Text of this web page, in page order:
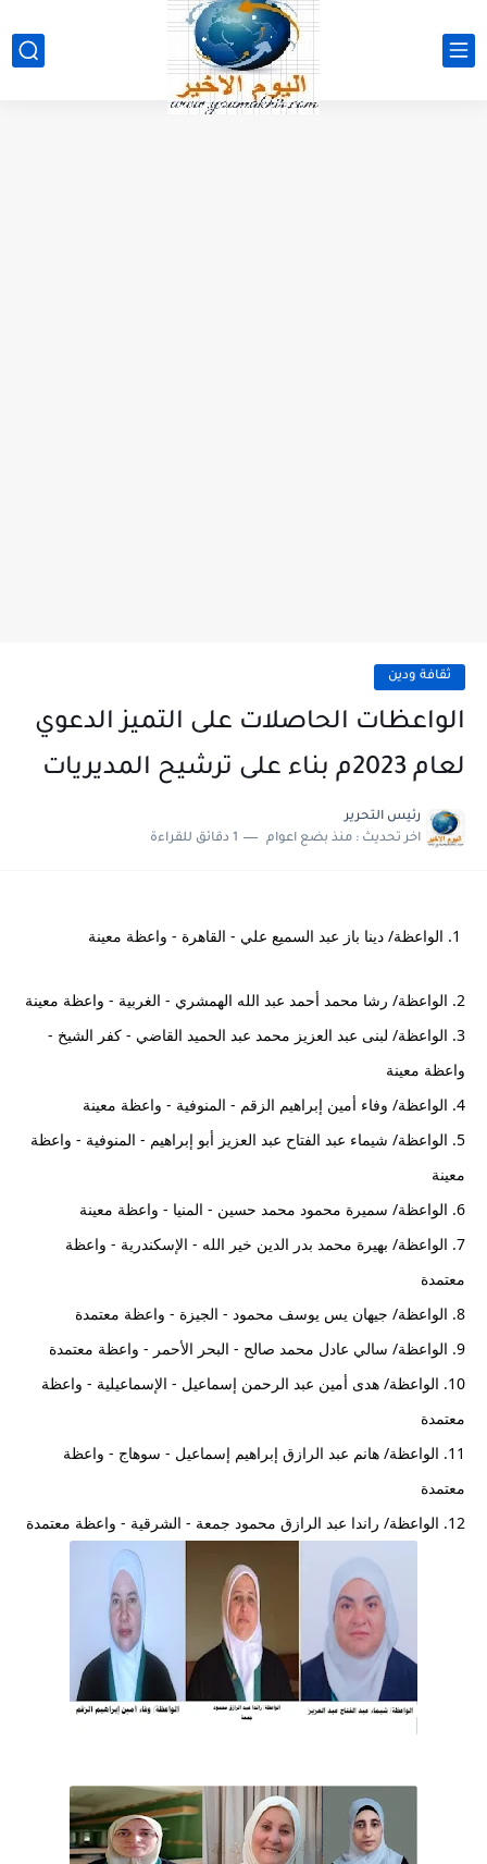
ثقافة ودين
الواعظات الحاصلات على التميز الدعوي
لعام 2023م بناء على ترشيح المديريات
رئيس التحرير
اخر تحديث : منذ بضع اعوام 1 دقائق للقراءة
1. الواعظة/ دينا باز عبد السميع علي - القاهرة - واعظة معينة
2. الواعظة/ رشا محمد أحمد عبد الله الهمشري - الغربية - واعظة معينة
3. الواعظة/ لبنى عبد العزيز محمد عبد الحميد القاضي - كفر الشيخ -
واعظة معينة
4. الواعظة/ وفاء أمين إبراهيم الزقم - المنوفية - واعظة معينة
5. الواعظة/ شيماء عبد الفتاح عبد العزيز أبو إبراهيم - المنوفية - واعظة
معينة
6. الواعظة/ سميرة محمود محمد حسين - المنيا - واعظة معينة
7. الواعظة/ بهيرة محمد بدر الدين خير الله - الإسكندرية - واعظة
معتمدة
8. الواعظة/ جيهان يس يوسف محمود - الجيزة - واعظة معتمدة
9. الواعظة/ سالي عادل محمد صالح - البحر الأحمر - واعظة معتمدة
10. الواعظة/ هدى أمين عبد الرحمن إسماعيل - الإسماعيلية - واعظة
معتمدة
11. الواعظة/ هانم عبد الرازق إبراهيم إسماعيل - سوهاج - واعظة
معتمدة
12. الواعظة/ راندا عبد الرازق محمود جمعة - الشرقية - واعظة معتمدة